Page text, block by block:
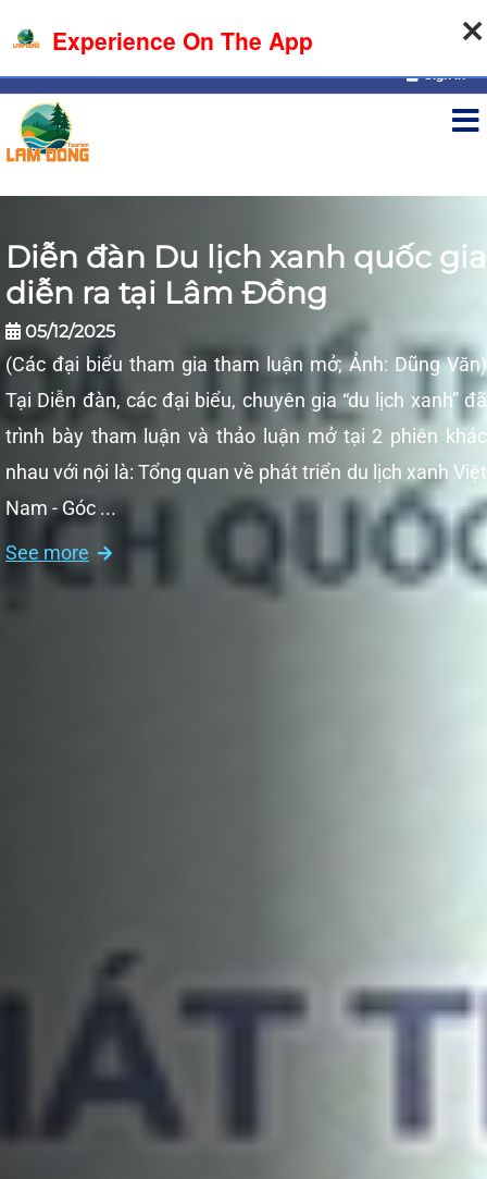
07-08-2026, 09:11:12
Sign in
Diễn đàn Du lịch xanh quốc gia
diễn ra tại Lâm Đồng
05/12/2025
(Các đại biểu tham gia tham luận mở; Ảnh: Dũng Văn)
Tại Diễn đàn, các đại biểu, chuyên gia “du lịch xanh” đã
trình bày tham luận và thảo luận mở tại 2 phiên khác
nhau với nội là: Tổng quan về phát triển du lịch xanh Việt
Nam - Góc ...
See more
Experience On The App